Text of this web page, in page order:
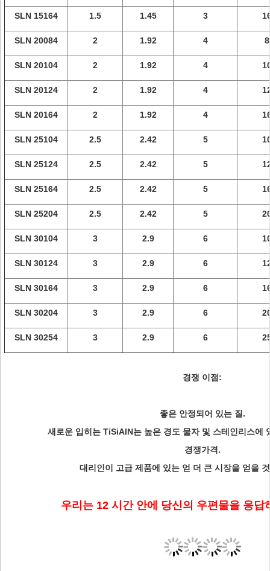
SLN 15164 1.5 1.45 3
SLN 20084 2 1.92 4 8
SLN 20104 2 1.92 4
SLN 20124 2 1.92 4
SLN 20164 2 1.92 4
SLN 25104 2.5 2.42 5
SLN 25124 2.5 2.42 5
SLN 25164 2.5 2.42 5
SLN 25204 2.5 2.42 5
SLN 30104 3 2.9 6
SLN 30124 3 2.9 6
SLN 30164 3 2.9 6
SLN 30204 3 2.9 6
SLN 30254 3 2.9 6
경쟁 이점:
좋은 안정되어 있는 질.
새로운 입히는 TiSiAlN는 높은 경도 물자 및 스테인리스에
경쟁가격.
대리인이 고급 제품에 있는 얻 더 큰 시장을 얻을
우리는 12 시간 안에 당신의 우편물을 응답